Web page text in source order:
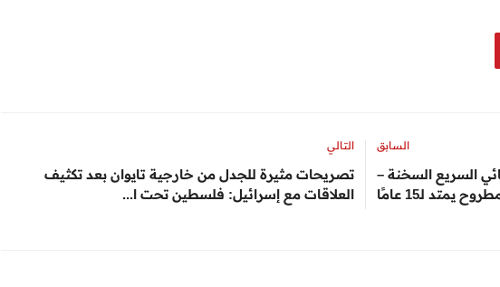
السابق
السريع السخنة –
يمتد لـ15 عامًا
التالي
تصريحات مثيرة للجدل من خارجية تايوان بعد تكثيف
العلاقات مع إسرائيل: فلسطين تحت ا...